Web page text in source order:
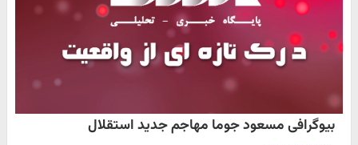
بیوگرافی مسعود جوما مهاجم جدید استقلال